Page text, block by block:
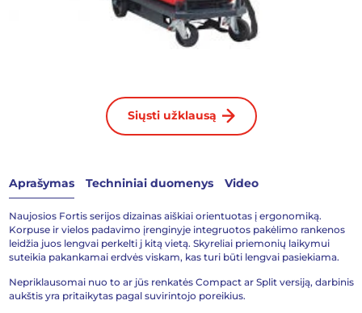
Siųsti užklausą
Aprašymas Techniniai duomenys Video
Naujosios Fortis serijos dizainas aiškiai orientuotas į ergonomiką.
Korpuse ir vielos padavimo įrenginyje integruotos pakėlimo rankenos
leidžia juos lengvai perkelti j kitą vietą. Skyreliai priemonių laikymui
suteikia pakankamai erdvės viskam, kas turi būti lengvai pasiekiama.
Nepriklausomai nuo to ar jūs renkatės Compact ar Split versiją, darbinis
aukštis yra pritaikytas pagal suvirintojo poreikius.